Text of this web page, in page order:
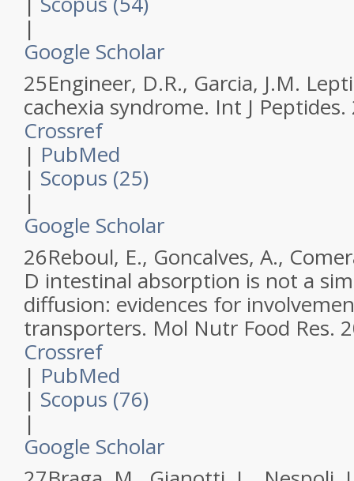
|
Google Scholar
25Engineer, D.R., Garcia, J.M.
cachexia syndrome. Int J Peptides.
Crossref
| PubMed
| Scopus (25)
|
Google Scholar
26Reboul, E., Goncalves, A.,
D intestinal absorption is not a
diffusion: evidences for
transporters. Mol Nutr Food Res.
Crossref
| PubMed
| Scopus (76)
|
Google Scholar